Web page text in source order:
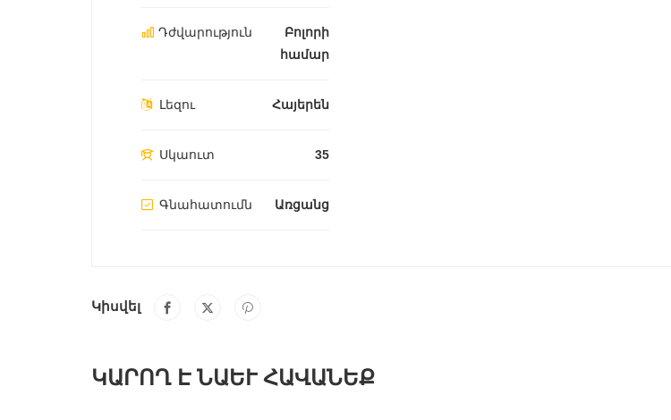
Դժվարություն
Բոլորի
համար
Լեզու Հայերեն
Սկաուտ 35
Գնահատումն Առցանց
Կիսվել
ԿԱՐՈՂ Է ՆԱԵՒ ՀԱՎԱՆԵՔ